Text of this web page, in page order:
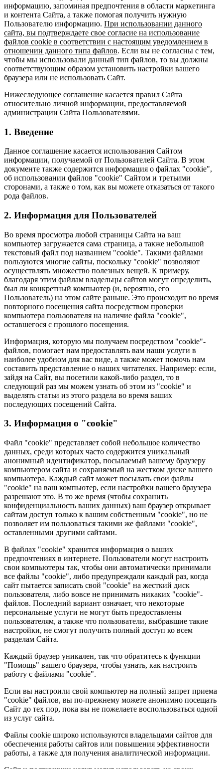
информацию, запоминая предпочтения в области маркетинга
и контента Сайта, а также помогая получить нужную
Пользователю информацию. При использовании данного
сайта, вы подтверждаете свое согласие на использование
файлов cookie в соответствии с настоящим уведомлением в
отношении данного типа файлов. Если вы не согласны с тем,
чтобы мы использовали данный тип файлов, то вы должны
соответствующим образом установить настройки вашего
браузера или не использовать Сайт.
Нижеследующее соглашение касается правил Сайта
относительно личной информации, предоставляемой
администрации Сайта Пользователями.
1. Введение
Данное соглашение касается использования Сайтом
информации, получаемой от Пользователей Сайта. В этом
документе также содержится информация о файлах "cookie",
об использовании файлов "cookie" Сайтом и третьими
сторонами, а также о том, как вы можете отказаться от такого
рода файлов.
2. Информация для Пользователей
Во время просмотра любой страницы Сайта на ваш
компьютер загружается сама страница, а также небольшой
текстовый файл под названием "cookie". Такими файлами
пользуются многие сайты, поскольку "cookie" позволяют
осуществлять множество полезных вещей. К примеру,
благодаря этим файлам владельцы сайтов могут определить,
был ли конкретный компьютер (и, вероятно, его
Пользователь) на этом сайте раньше. Это происходит во время
повторного посещения сайта посредством проверки
компьютера пользователя на наличие файла "cookie",
оставшегося с прошлого посещения.
Информация, которую мы получаем посредством "cookie"-
файлов, помогает нам предоставлять вам наши услуги в
наиболее удобном для вас виде, а также может помочь нам
составить представление о наших читателях. Например: если,
зайдя на Сайт, вы посетили какой-либо раздел, то в
следующий раз мы можем узнать об этом из "cookie" и
выделять статьи из этого раздела во время ваших
последующих посещений Сайта.
3. Информация о "cookie"
Файл "cookie" представляет собой небольшое количество
данных, среди которых часто содержится уникальный
анонимный идентификатор, посылаемый вашему браузеру
компьютером сайта и сохраняемый на жестком диске вашего
компьютера. Каждый сайт может посылать свои файлы
"cookie" на ваш компьютер, если настройки вашего браузера
разрешают это. В то же время (чтобы сохранить
конфиденциальность ваших данных) ваш браузер открывает
сайтам доступ только к вашим собственным "cookie", но не
позволяет им пользоваться такими же файлами "cookie",
оставленными другими сайтами.
В файлах "cookie" хранится информация о ваших
предпочтениях в интернете. Пользователи могут настроить
свои компьютеры так, чтобы они автоматически принимали
все файлы "cookie", либо предупреждали каждый раз, когда
сайт пытается записать свой "cookie" на жесткий диск
пользователя, либо вовсе не принимать никаких "cookie"-
файлов. Последний вариант означает, что некоторые
персональные услуги не могут быть предоставлены
пользователям, а также что пользователи, выбравшие такие
настройки, не смогут получить полный доступ ко всем
разделам Сайта.
Каждый браузер уникален, так что обратитесь к функции
"Помощь" вашего браузера, чтобы узнать, как настроить
работу с файлами "cookie".
Если вы настроили свой компьютер на полный запрет приема
"cookie" файлов, вы по-прежнему можете анонимно посещать
Сайт до тех пор, пока вы не пожелаете воспользоваться одной
из услуг сайта.
Файлы cookie широко используются владельцами сайтов для
обеспечения работы сайтов или повышения эффективности
работы, а также для получения аналитической информации.